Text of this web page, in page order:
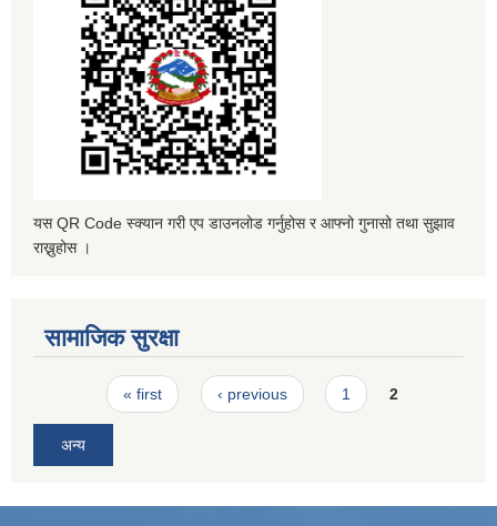
यस QR Code स्क्यान गरी एप डाउनलोड गर्नुहोस र आफ्नो गुनासो तथा सुझाव
राख्नुहोस ।
सामाजिक सुरक्षा
Pages« first ‹ previous 1 2
अन्य